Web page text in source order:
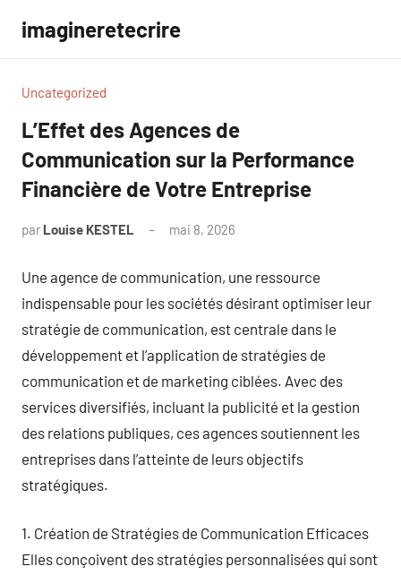
contenu
imagineretecrire
Uncategorized
L’Effet des Agences de
Communication sur la Performance
Financière de Votre Entreprise
par Louise KESTEL mai 8, 2026
Une agence de communication, une ressource
indispensable pour les sociétés désirant optimiser leur
stratégie de communication, est centrale dans le
développement et l’application de stratégies de
communication et de marketing ciblées. Avec des
services diversifiés, incluant la publicité et la gestion
des relations publiques, ces agences soutiennent les
entreprises dans l’atteinte de leurs objectifs
stratégiques.
1. Création de Stratégies de Communication Efficaces
Elles conçoivent des stratégies personnalisées qui sont